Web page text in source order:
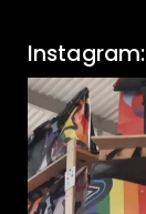
Instagram: